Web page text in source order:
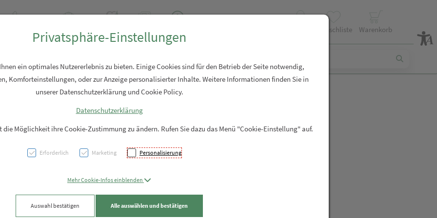
Wunschliste Warenkorb
NAUTUBONE CR
PZN: 5906797
100 ml / Einheit
Privatsphäre-Einstellungen
ein optimales Nutzererlebnis zu bieten. Einige Cookies sind für den Betrieb der Seite notwendig,
Komforteinstellungen, oder zur Anzeige personalisierter Inhalte. Weitere Informationen finden Sie in
unserer Datenschutzerklärung und Cookie Policy.
Datenschutzerklärung
die Möglichkeit ihre Cookie-Zustimmung zu ändern. Rufen Sie dazu das Menü "Cookie-Einstellung" auf.
Erforderlich Marketing Personalisierung
Mehr Cookie-Infos einblenden
Auswahl bestätigen Alle auswählen und bestätigen